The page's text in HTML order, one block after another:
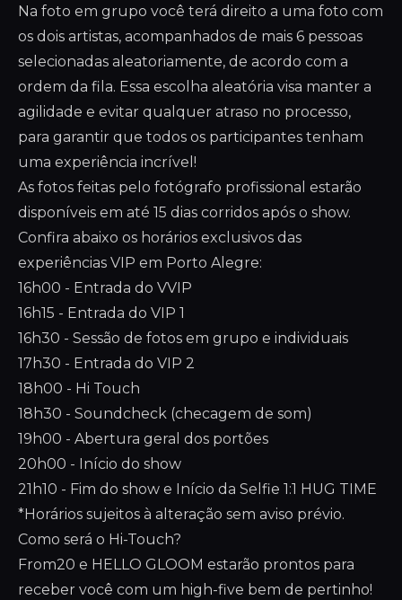
Na foto em grupo você terá direito a uma foto com
os dois artistas, acompanhados de mais 6 pessoas
selecionadas aleatoriamente, de acordo com a
ordem da fila. Essa escolha aleatória visa manter a
agilidade e evitar qualquer atraso no processo,
para garantir que todos os participantes tenham
uma experiência incrível!
As fotos feitas pelo fotógrafo profissional estarão
disponíveis em até 15 dias corridos após o show.
Confira abaixo os horários exclusivos das
experiências VIP em Porto Alegre:
16h00 - Entrada do VVIP
16h15 - Entrada do VIP 1
16h30 - Sessão de fotos em grupo e individuais
17h30 - Entrada do VIP 2
18h00 - Hi Touch
18h30 - Soundcheck (checagem de som)
19h00 - Abertura geral dos portões
20h00 - Início do show
21h10 - Fim do show e Início da Selfie 1:1 HUG TIME
*Horários sujeitos à alteração sem aviso prévio.
Como será o Hi-Touch?
From20 e HELLO GLOOM estarão prontos para
receber você com um high-five bem de pertinho!